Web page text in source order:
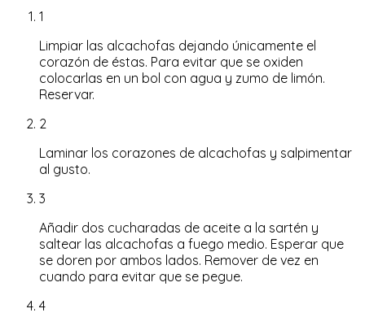
1
Limpiar las alcachofas dejando únicamente el
corazón de éstas. Para evitar que se oxiden
colocarlas en un bol con agua y zumo de limón.
Reservar.
2
Laminar los corazones de alcachofas y salpimentar
al gusto.
3
Añadir dos cucharadas de aceite a la sartén y
saltear las alcachofas a fuego medio. Esperar que
se doren por ambos lados. Remover de vez en
cuando para evitar que se pegue.
4